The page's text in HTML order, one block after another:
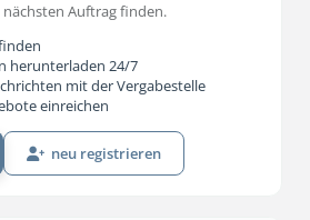
Auftrag finden.
herunterladen 24/7
mit der Vergabestelle
einreichen
neu registrieren